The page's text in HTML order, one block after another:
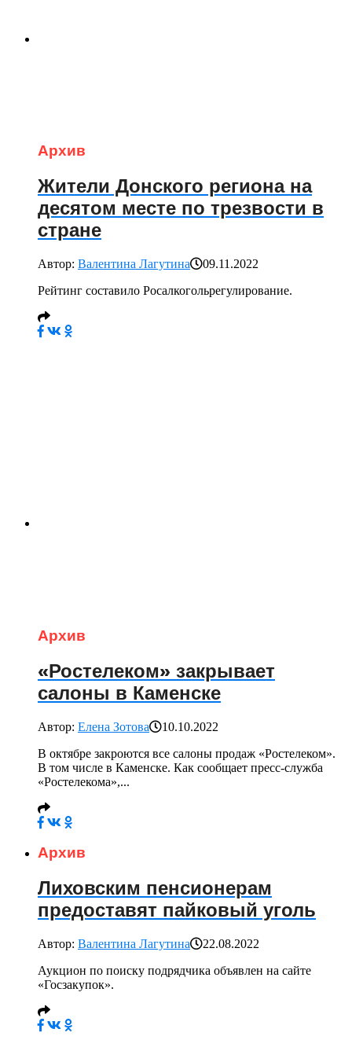
Архив
Жители Донского региона на
десятом месте по трезвости в
стране
Автор: Валентина Лагутина
09.11.2022
Рейтинг составило Росалкогольрегулирование.
Архив
«Ростелеком» закрывает
салоны в Каменске
Автор: Елена Зотова
10.10.2022
В октябре закроются все салоны продаж «Ростелеком».
В том числе в Каменске. Как сообщает пресс-служба
«Ростелекома»,...
Архив
Лиховским пенсионерам
предоставят пайковый уголь
Автор: Валентина Лагутина
22.08.2022
Аукцион по поиску подрядчика объявлен на сайте
«Госзакупок».